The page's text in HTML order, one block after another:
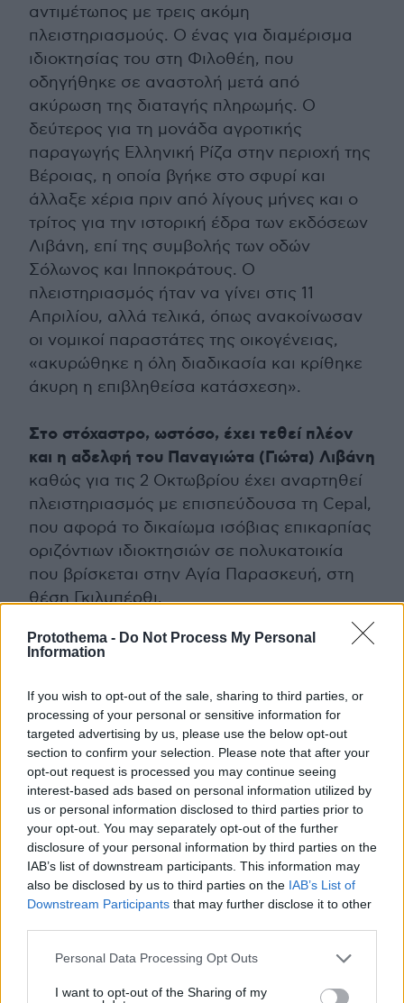
Protothema - Do Not Process My Personal
Information
If you wish to opt-out of the sale, sharing to third parties, or
processing of your personal or sensitive information for
targeted advertising by us, please use the below opt-out
section to confirm your selection. Please note that after your
opt-out request is processed you may continue seeing
interest-based ads based on personal information utilized by
us or personal information disclosed to third parties prior to
your opt-out. You may separately opt-out of the further
disclosure of your personal information by third parties on the
IAB’s list of downstream participants. This information may
also be disclosed by us to third parties on the IAB’s List of
Downstream Participants that may further disclose it to other
Please note that this website/app uses one or more Google
not limited to your visit or usage behaviour. You may click to
Personal Data Processing Opt Outs
I want to opt-out of the Sharing of my
αντιμέτωπος με τρεις ακόμη
πλειστηριασμούς. Ο ένας για διαμέρισμα
ιδιοκτησίας του στη Φιλοθέη, που
οδηγήθηκε σε αναστολή μετά από
ακύρωση της διαταγής πληρωμής. Ο
δεύτερος για τη μονάδα αγροτικής
παραγωγής Ελληνική Ρίζα στην περιοχή της
Βέροιας, η οποία βγήκε στο σφυρί και
άλλαξε χέρια πριν από λίγους μήνες και ο
τρίτος για την ιστορική έδρα των εκδόσεων
Λιβάνη, επί της συμβολής των οδών
Σόλωνος και Ιπποκράτους. Ο
πλειστηριασμός ήταν να γίνει στις 11
Απριλίου, αλλά τελικά, όπως ανακοίνωσαν
οι νομικοί παραστάτες της οικογένειας,
«ακυρώθηκε η όλη διαδικασία και κρίθηκε
άκυρη η επιβληθείσα κατάσχεση».
Στο στόχαστρο, ωστόσο, έχει τεθεί πλέον
και η αδελφή του Παναγιώτα (Γιώτα) Λιβάνη
καθώς για τις 2 Οκτωβρίου έχει αναρτηθεί
πλειστηριασμός με επισπεύδουσα τη Cepal,
που αφορά το δικαίωμα ισόβιας επικαρπίας
οριζόντιων ιδιοκτησιών σε πολυκατοικία
που βρίσκεται στην Αγία Παρασκευή, στη
θέση Γκιλμπέρθι.
Τέλος, για τις 8 Ιανουαρίου του 2025 έχει
της Εκδοτικός Οργανισμός Λιβάνη ΑΒΕ με
επισπεύδουσα και εδώ τη Cepal για ένα
οικόπεδο 2.394,53 τ.μ., άρτιο και
οικοδομήσιμο, στη Δημοτική Ενότητα Ανω
Λιοσίων του Δήμου Φυλής εντός του
ΒΙΟ.ΠΑ. Η τιμή εκκίνησης έχει οριστεί στις
720.000 ευρώ.